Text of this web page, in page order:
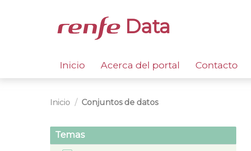
Data
Inicio Acerca del portal Contacto
Inicio Conjuntos de datos
Temas